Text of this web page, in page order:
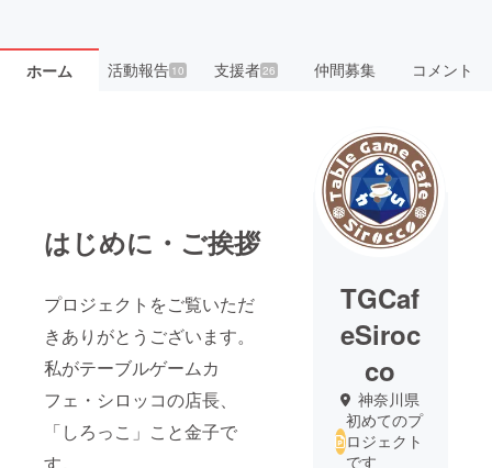
ホーム 活動報告10 支援者26 仲間募集 コメント
はじめに・ご挨拶
プロジェクトをご覧いただ
きありがとうございます。
私がテーブルゲームカ
フェ・シロッコの店長、
「しろっこ」こと金子で
TGCaf
eSiroc
co
神奈川県
初めてのプ
ロジェクト
です